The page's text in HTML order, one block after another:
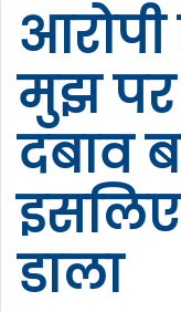
मुझ पर
दबाव
डाला